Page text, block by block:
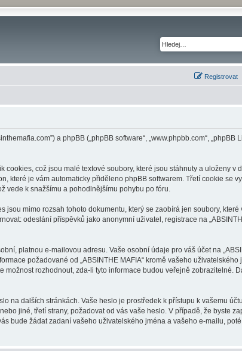
Registrovat
a phpBB („phpBB software“, „www.phpbb.com“, „phpBB
cookies, což jsou malé textové soubory, které jsou stáhnuty a uloženy v
které je vám automaticky přiděleno phpBB softwarem. Třetí cookie se
vede k snažšímu a pohodlnějšímu pohybu po fóru.
jsou mimo rozsah tohoto dokumentu, který se zaobírá jen soubory, které
odeslání příspěvků jako anonymní uživatel, registrace na
platnou e-mailovou adresu. Vaše osobní údaje pro váš účet na
požadované od „ABSINTHE MAFIA“ kromě vašeho uživatelského
rozhodnout, zda-li tyto informace budou veřejně zobrazitelné.
na dalších stránkách. Vaše heslo je prostředek k přístupu k vašemu
jiné, třetí strany, požadovat od vás vaše heslo. V případě, že byste
bude žádat zadaní vašeho uživatelského jména a vašeho e-mailu,